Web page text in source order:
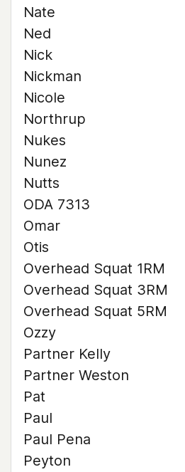
Nate
Ned
Nick
Nickman
Nicole
Northrup
Nukes
Nunez
Nutts
ODA 7313
Omar
Otis
Overhead Squat 1RM
Overhead Squat 3RM
Overhead Squat 5RM
Ozzy
Partner Kelly
Partner Weston
Pat
Paul
Paul Pena
Peyton